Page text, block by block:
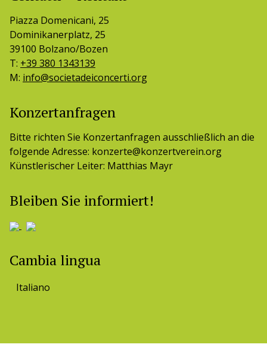
Piazza Domenicani, 25
Dominikanerplatz, 25
39100 Bolzano/Bozen
T: +39 380 1343139
M: info@societadeiconcerti.org
Konzertanfragen
Bitte richten Sie Konzertanfragen ausschließlich an die
folgende Adresse: konzerte@konzertverein.org
Künstlerischer Leiter: Matthias Mayr
Bleiben Sie informiert!
Cambia lingua
Italiano